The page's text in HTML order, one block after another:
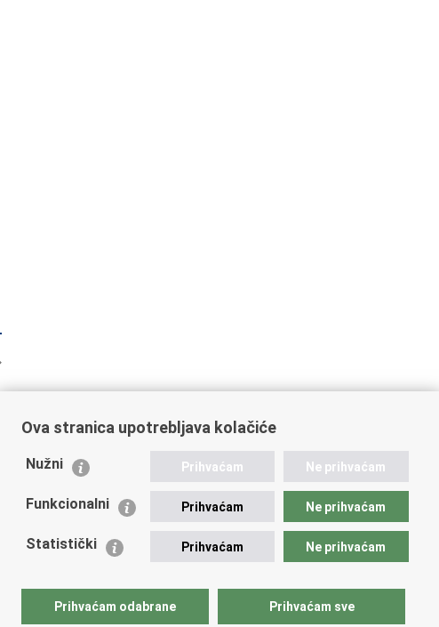
Važne poveznice
Ministarstvo unutarnjih poslova
Udruge
Policijska akademija
Zaklada policijske solidarnosti
Centar za forenzična ispitivanja, istraživanja i vještačenja
Ova stranica upotrebljava kolačiće
Nužni Prihvaćam Ne prihvaćam
Funkcionalni Prihvaćam Ne prihvaćam
Statistički Prihvaćam Ne prihvaćam
Prihvaćam odabrane Prihvaćam sve